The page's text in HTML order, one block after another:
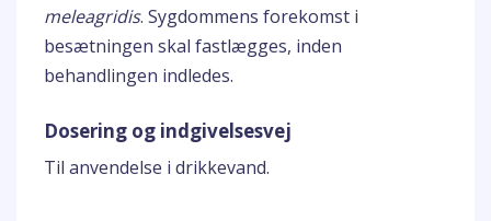
meleagridis. Sygdommens forekomst i
besætningen skal fastlægges, inden
behandlingen indledes.
Dosering og indgivelsesvej
Til anvendelse i drikkevand.